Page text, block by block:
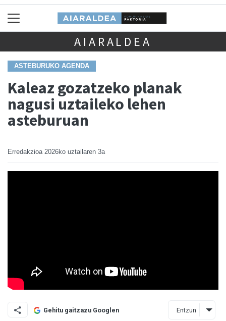
AIARALDEA
ASTEBURUKO AGENDA
Kaleaz gozatzeko planak
nagusi uztaileko lehen
asteburuan
Erredakzioa 2026ko uztailaren 3a
Gehitu gaitzazu Googlen Entzun